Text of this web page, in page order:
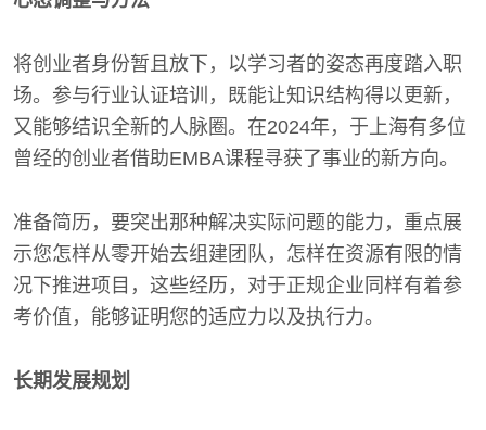
将创业者身份暂且放下，以学习者的姿态再度踏入职
场。参与行业认证培训，既能让知识结构得以更新，
又能够结识全新的人脉圈。在2024年，于上海有多位
曾经的创业者借助EMBA课程寻获了事业的新方向。
准备简历，要突出那种解决实际问题的能力，重点展
示您怎样从零开始去组建团队，怎样在资源有限的情
况下推进项目，这些经历，对于正规企业同样有着参
考价值，能够证明您的适应力以及执行力。
长期发展规划